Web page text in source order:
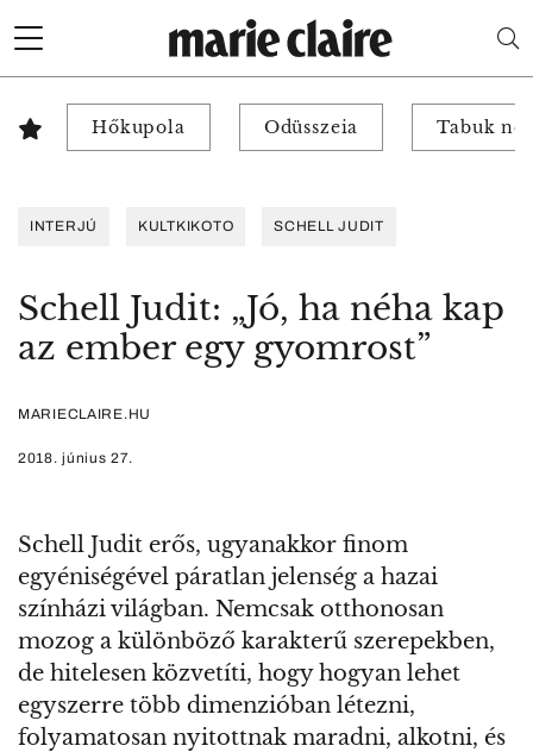
Hőkupola Odüsszeia Tabuk
INTERJÚ KULTKIKOTO SCHELL JUDIT
Schell Judit: „Jó, ha néha kap
az ember egy gyomrost”
MARIECLAIRE.HU
2018. június 27.
Schell Judit erős, ugyanakkor finom
egyéniségével páratlan jelenség a hazai
színházi világban. Nemcsak otthonosan
mozog a különböző karakterű szerepekben,
de hitelesen közvetíti, hogy hogyan lehet
egyszerre több dimenzióban létezni,
folyamatosan nyitottnak maradni, alkotni, és